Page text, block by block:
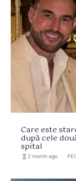
Care este
după cele
spital
hourglass_full 2 month ago